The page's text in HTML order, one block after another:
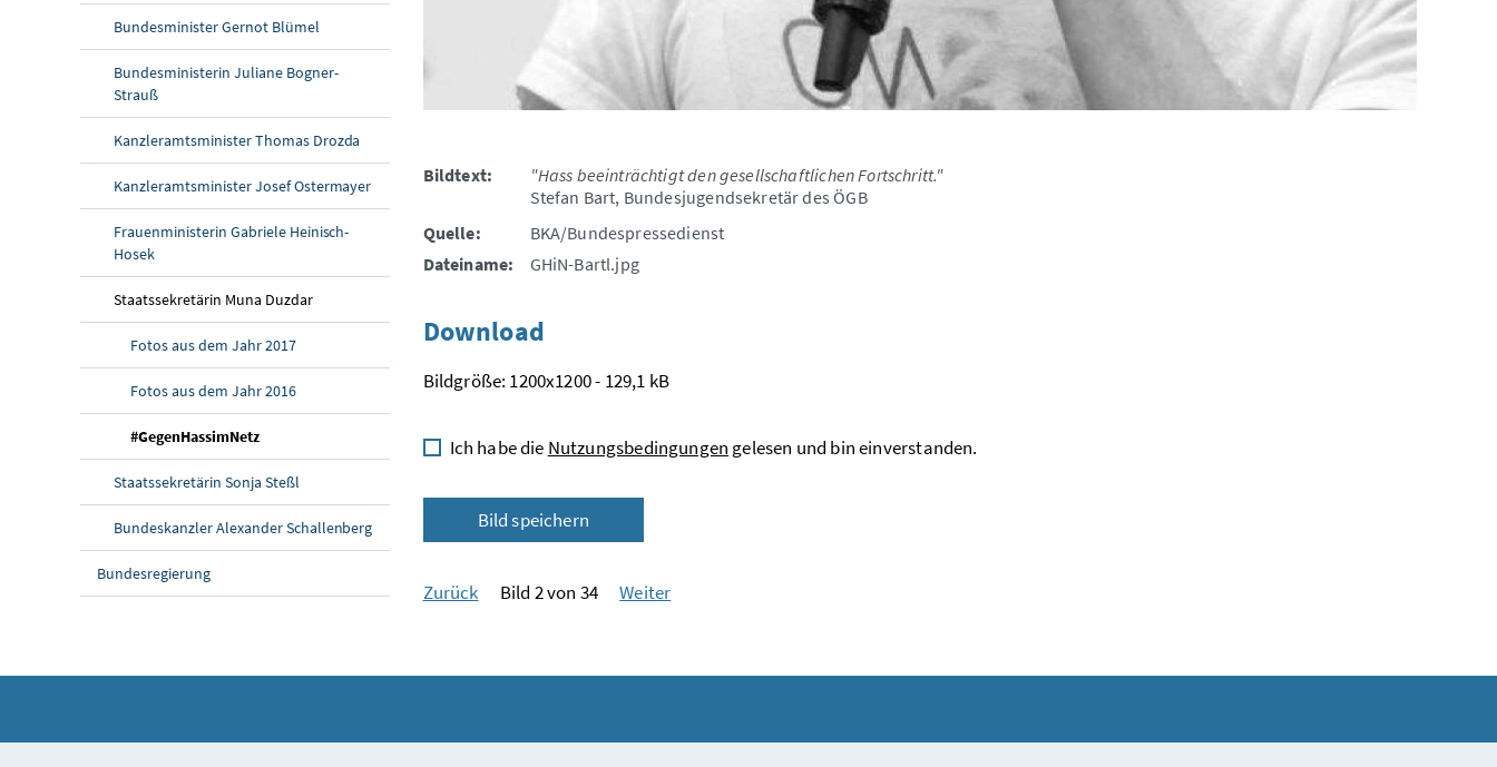
Bundesminister Gernot Blümel
Bundesministerin Juliane Bogner-
Strauß
Kanzleramtsminister Thomas Drozda
Kanzleramtsminister Josef Ostermayer
Frauenministerin Gabriele Heinisch-
Hosek
Staatssekretärin Muna Duzdar
Fotos aus dem Jahr 2017
Fotos aus dem Jahr 2016
#GegenHassimNetz
Staatssekretärin Sonja Steßl
Bundeskanzler Alexander Schallenberg
Bundesregierung
Bildtext:
"Hass beeinträchtigt den gesellschaftlichen Fortschritt."
Stefan Bart, Bundesjugendsekretär des ÖGB
Quelle:
BKA/Bundespressedienst
Dateiname:
GHiN-Bartl.jpg
Download
Bildgröße: 1200x1200 - 129,1 kB
Ich habe die Nutzungsbedingungen gelesen und bin einverstanden.
Bild speichern
Zurück Bild 2 von 34 Weiter